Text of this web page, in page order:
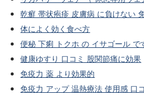
乾癬 帯状疱疹 皮膚病 に負けない
体によく効く食べ方
便秘 下痢 トクホ の イサゴール で
健康ゆすり 口コミ 股関節痛に効果
免疫力 薬 より効果的
免疫力 アップ 温熱療法 使用感 口